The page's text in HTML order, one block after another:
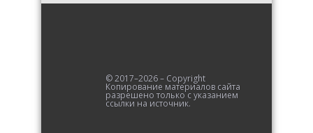
© 2017–2026 – Copyright
Копирование материалов сайта
разрешено только с указанием
ссылки на источник.